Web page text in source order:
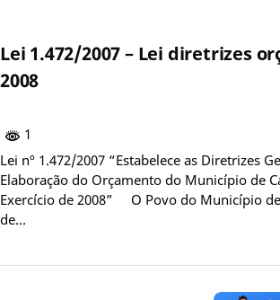
Lei 1.472/2007 – Lei diretrizes
2008
1
Lei nº 1.472/2007 “Estabelece as Diretrizes
Elaboração do Orçamento do Município de
Exercício de 2008” O Povo do Município
de…